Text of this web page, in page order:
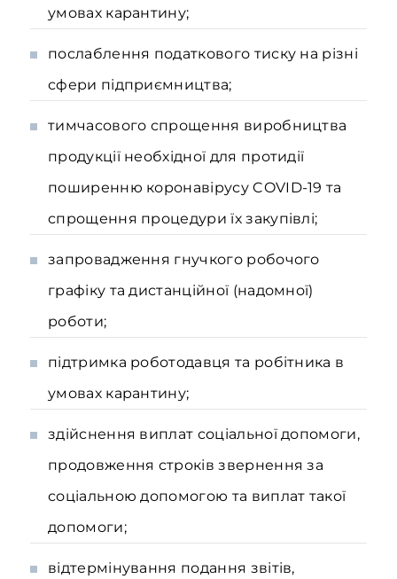
умовах карантину;
послаблення податкового тиску на різні
сфери підприємництва;
тимчасового спрощення виробництва
продукції необхідної для протидії
поширенню коронавірусу COVID-19 та
спрощення процедури їх закупівлі;
запровадження гнучкого робочого
графіку та дистанційної (надомної)
роботи;
підтримка роботодавця та робітника в
умовах карантину;
здійснення виплат соціальної допомоги,
продовження строків звернення за
соціальною допомогою та виплат такої
допомоги;
відтермінування подання звітів,